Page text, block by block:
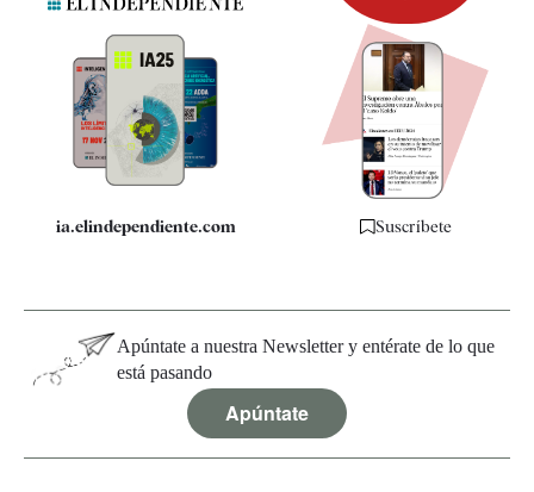
Quiénes somos
Especificaciones
ia.elindependiente.com Suscríbete
Apúntate a nuestra Newsletter y entérate de lo que
está pasando
Apúntate